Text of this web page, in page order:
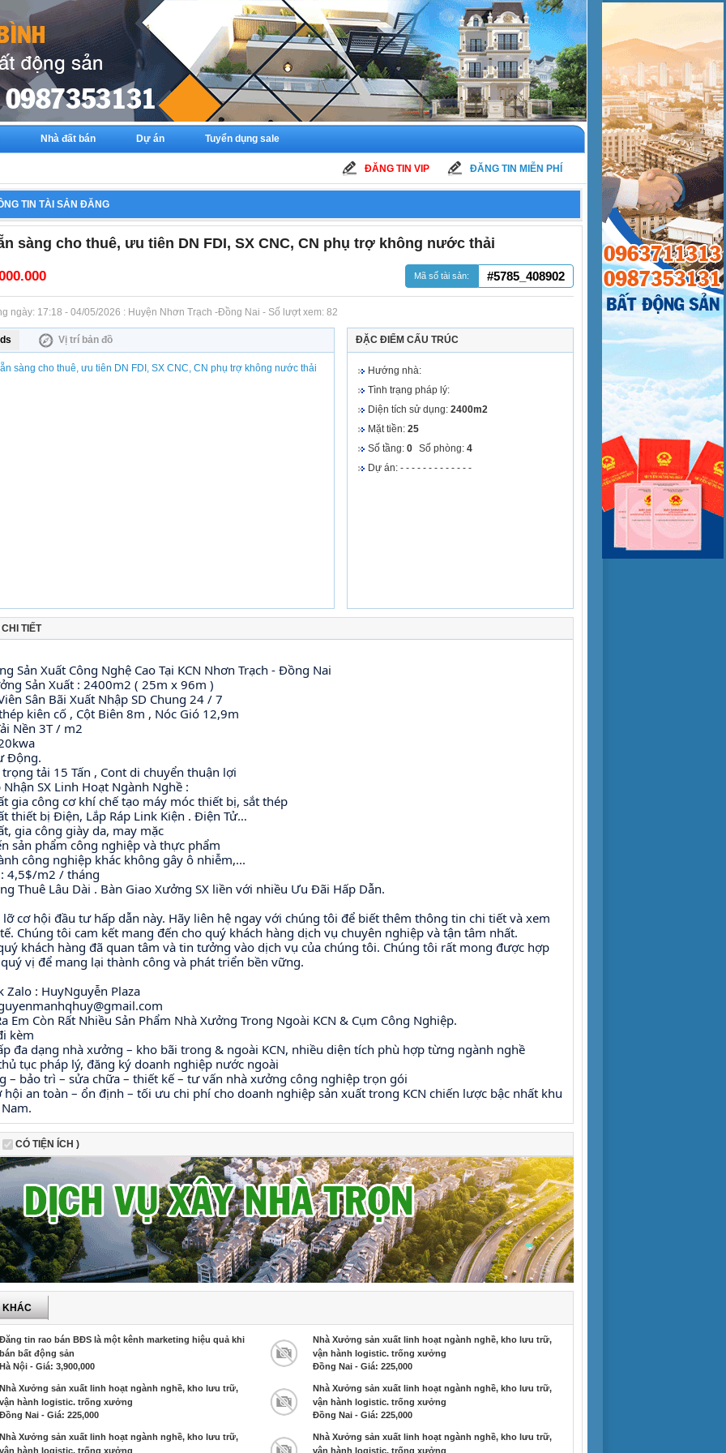
Nhà đất bán Dự án Tuyển dụng sale
ĐĂNG TIN VIP ĐĂNG TIN MIỄN PHÍ
TIN TÀI SẢN ĐĂNG
sàng cho thuê, ưu tiên DN FDI, SX CNC, CN phụ trợ không nước thải
Mã số tài sản: #5785_408902
ngày: 17:18 - 04/05/2026 : Huyện Nhơn Trạch -Đồng Nai - Số lượt xem: 82
Vị trí bản đồ ĐẶC ĐIỂM CẤU TRÚC
Hướng nhà:
Tình trạng pháp lý:
Diện tích sử dụng: 2400m2
Mặt tiền: 25
Số tầng: 0 Số phòng: 4
Dự án: - - - - - - - - - - - - -
TIẾT
Sản Xuất Công Nghệ Cao Tại KCN Nhơn Trạch - Đồng Nai
Sản Xuất : 2400m2 ( 25m x 96m )
Sân Bãi Xuất Nhập SD Chung 24 / 7
kiên cố , Cột Biên 8m , Nóc Gió 12,9m
Nền 3T / m2
Động.
trọng tải 15 Tấn , Cont di chuyển thuận lợi
Nhận SX Linh Hoạt Ngành Nghề :
gia công cơ khí chế tạo máy móc thiết bị, sắt thép
thiết bị Điện, Lắp Ráp Link Kiện . Điện Tử…
gia công giày da, may mặc
sản phẩm công nghiệp và thực phẩm
công nghiệp khác không gây ô nhiễm,...
4,5$/m2 / tháng
Thuê Lâu Dài . Bàn Giao Xưởng SX liền với nhiều Ưu Đãi Hấp Dẫn.
cơ hội đầu tư hấp dẫn này. Hãy liên hệ ngay với chúng tôi để biết thêm thông tin chi tiết và xem
Chúng tôi cam kết mang đến cho quý khách hàng dịch vụ chuyên nghiệp và tận tâm nhất.
khách hàng đã quan tâm và tin tưởng vào dịch vụ của chúng tôi. Chúng tôi rất mong được hợp
vị để mang lại thành công và phát triển bền vững.
Zalo : HuyNguyễn Plaza
Em Còn Rất Nhiều Sản Phẩm Nhà Xưởng Trong Ngoài KCN & Cụm Công Nghiệp.
kèm
đa dạng nhà xưởng – kho bãi trong & ngoài KCN, nhiều diện tích phù hợp từng ngành nghề
tục pháp lý, đăng ký doanh nghiệp nước ngoài
– bảo trì – sửa chữa – thiết kế – tư vấn nhà xưởng công nghiệp trọn gói
hội an toàn – ổn định – tối ưu chi phí cho doanh nghiệp sản xuất trong KCN chiến lược bậc nhất khu
CÓ TIỆN ÍCH )
KHÁC
Đăng tin rao bán BĐS là một kênh marketing hiệu quả khi
bán bất động sản
Hà Nội - Giá: 3,900,000
Nhà Xưởng sản xuất linh hoạt ngành nghề, kho lưu trữ,
vận hành logistic. trống xưởng
Đồng Nai - Giá: 225,000
Nhà Xưởng sản xuất linh hoạt ngành nghề, kho lưu trữ,
vận hành logistic. trống xưởng
Đồng Nai - Giá: 225,000
Nhà Xưởng sản xuất linh hoạt ngành nghề, kho lưu trữ,
vận hành logistic. trống xưởng
Đồng Nai - Giá: 225,000
Nhà Xưởng sản xuất linh hoạt ngành nghề, kho lưu trữ,
vận hành logistic. trống xưởng
Nhà Xưởng sản xuất linh hoạt ngành nghề, kho lưu trữ,
vận hành logistic. trống xưởng